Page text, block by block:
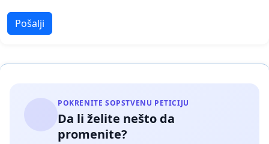
Pošalji
POKRENITE SOPSTVENU PETICIJU
Da li želite nešto da
promenite?